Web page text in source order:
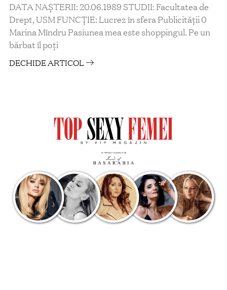
DATA NAȘTERII: 20.06.1989 STUDII: Facultatea de
Drept, USM FUNCŢIE: Lucrez în sfera Publicității 0
Marina Mîndru Pasiunea mea este shoppingul. Pe un
bărbat îl poţi
DECHIDE ARTICOL